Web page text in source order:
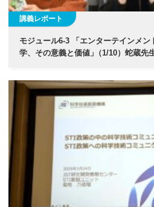
講義レポート
モジュール6-3 「エンターテインメン
学、その意義と価値」 （1/10）蛇蔵先